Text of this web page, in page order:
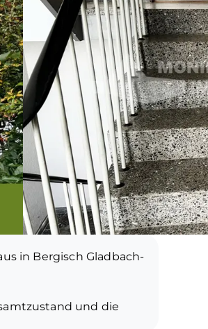
in Bergisch Gladbach-
und die